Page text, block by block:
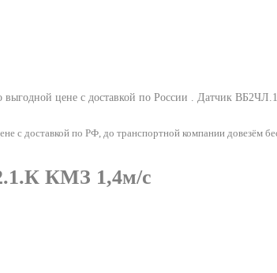
цене с доставкой по России . Датчик
доставкой по РФ, до транспортной компании довезём
КМЗ 1,4м/с